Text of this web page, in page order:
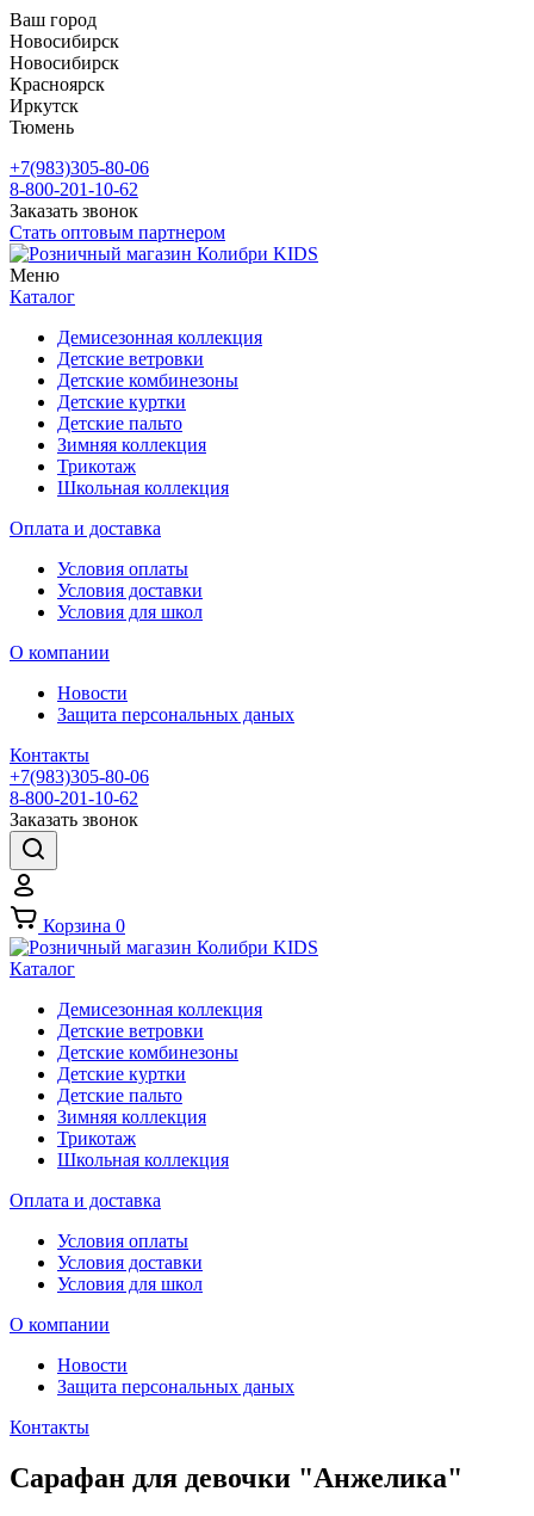
Ваш город
Новосибирск
Новосибирск
Красноярск
Иркутск
Тюмень
+7(983)305-80-06
8-800-201-10-62
Заказать звонок
Стать оптовым партнером
Меню
Каталог
Демисезонная коллекция
Детские ветровки
Детские комбинезоны
Детские куртки
Детские пальто
Зимняя коллекция
Трикотаж
Школьная коллекция
Оплата и доставка
Условия оплаты
Условия доставки
Условия для школ
О компании
Новости
Защита персональных даных
Контакты
+7(983)305-80-06
8-800-201-10-62
Заказать звонок
Корзина 0
Каталог
Демисезонная коллекция
Детские ветровки
Детские комбинезоны
Детские куртки
Детские пальто
Зимняя коллекция
Трикотаж
Школьная коллекция
Оплата и доставка
Условия оплаты
Условия доставки
Условия для школ
О компании
Новости
Защита персональных даных
Контакты
Сарафан для девочки "Анжелика"